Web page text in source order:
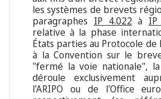
les systèmes de brevets
paragraphes IP 4.022à IP
relative à la phase
États parties au Protocole de
à la Convention sur le
"fermé la voie nationale",
déroule exclusivement
l'ARIPO ou de l'Office